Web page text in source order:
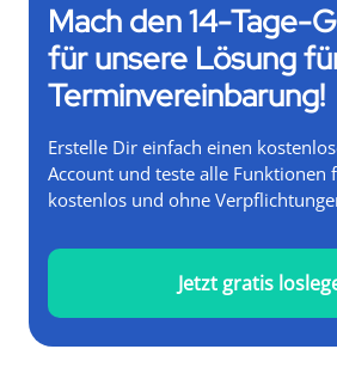
Mach den 14-Tage-
für unsere Lösung
Terminvereinbarung!
Erstelle Dir einfach einen
Account und teste alle Funktionen
kostenlos und ohne
Jetzt gratis